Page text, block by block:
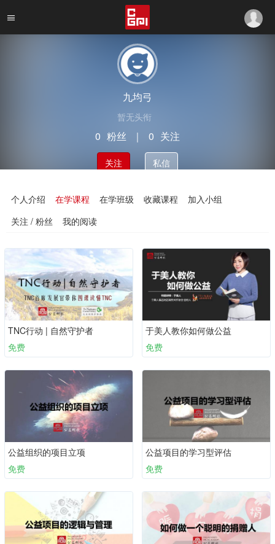
九均弓
暂无头衔
0 粉丝 ｜ 0 关注
关注 私信
个人介绍 在学课程 在学班级 收藏课程
加入小组
关注 / 粉丝
我的阅读
TNC行动 | 自然守护者
免费
于美人教你如何做公益
免费
公益组织的项目立项
免费
公益项目的学习型评估
免费